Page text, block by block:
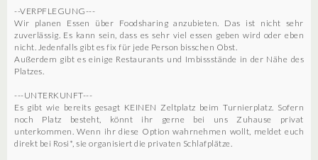
--VERPFLEGUNG---
Wir planen Essen über Foodsharing anzubieten. Das ist nicht sehr
zuverlässig. Es kann sein, dass es sehr viel essen geben wird oder eben
nicht. Jedenfalls gibt es fix für jede Person bisschen Obst.
Außerdem gibt es einige Restaurants und Imbissstände in der Nähe des
Platzes.
---UNTERKUNFT---
Es gibt wie bereits gesagt KEINEN Zeltplatz beim Turnierplatz. Sofern
noch Platz besteht, könnt ihr gerne bei uns Zuhause privat
unterkommen. Wenn ihr diese Option wahrnehmen wollt, meldet euch
direkt bei Rosi*, sie organisiert die privaten Schlafplätze.